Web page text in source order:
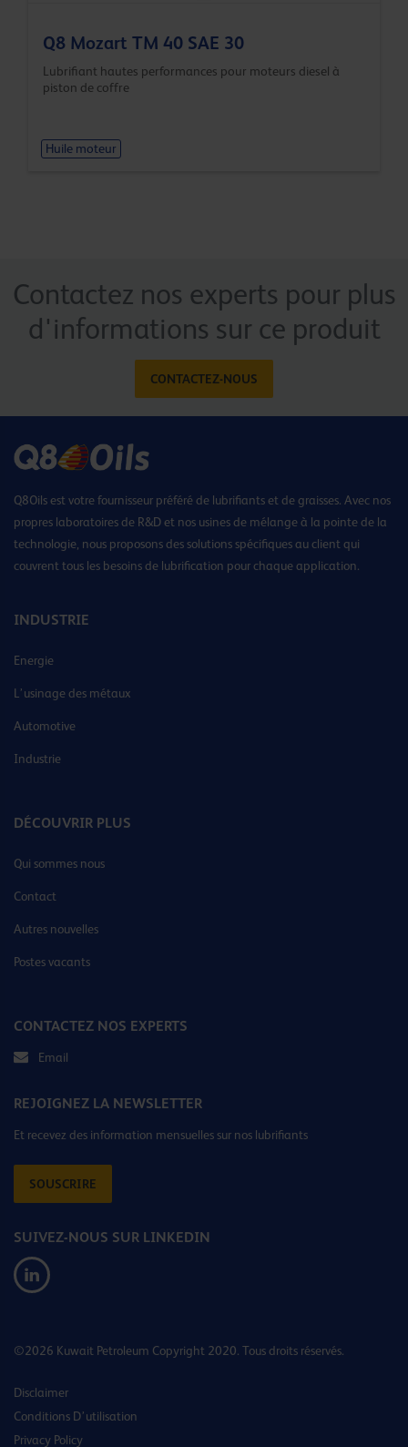
Q8 Mozart TM 40 SAE 30
Lubrifiant hautes performances pour moteurs diesel à
piston de coffre
Huile moteur
Contactez nos experts pour plus
d'informations sur ce produit
CONTACTEZ-NOUS
Q8Oils est votre fournisseur préféré de lubrifiants et de graisses. Avec nos
propres laboratoires de R&D et nos usines de mélange à la pointe de la
technologie, nous proposons des solutions spécifiques au client qui
couvrent tous les besoins de lubrification pour chaque application.
INDUSTRIE
Energie
L’usinage des métaux
Automotive
Industrie
DÉCOUVRIR PLUS
Qui sommes nous
Contact
Autres nouvelles
Postes vacants
CONTACTEZ NOS EXPERTS
Email
REJOIGNEZ LA NEWSLETTER
Et recevez des information mensuelles sur nos lubrifiants
SOUSCRIRE
SUIVEZ-NOUS SUR LINKEDIN
©2026 Kuwait Petroleum Copyright 2020. Tous droits réservés.
Disclaimer
Conditions D’utilisation
Privacy Policy